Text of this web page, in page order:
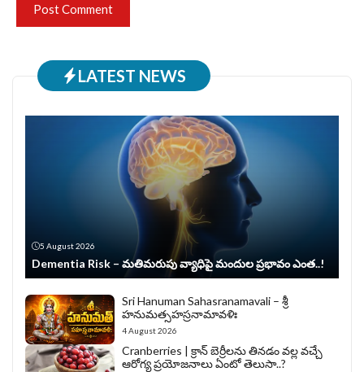
LATEST NEWS
5 August 2026
Dementia Risk – మతిమరుపు వ్యాధిపై మందుల ప్రభావం ఎంత..!
Sri Hanuman Sahasranamavali – శ్రీ
హనుమత్సహస్రనామావళిః
4 August 2026
Cranberries | క్రాన్ బెర్రీల‌ను తిన‌డం వ‌ల్ల వచ్చే
ఆరోగ్య ప్రయోజనాలు ఏంటో తెలుసా..?